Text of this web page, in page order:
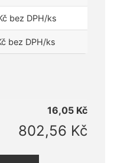
bez DPH/ks
bez DPH/ks
16,05 Kč
802,56 Kč